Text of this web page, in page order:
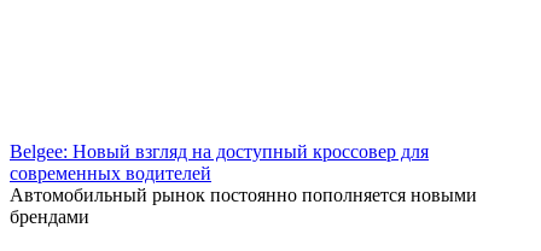
Belgee: Новый взгляд на доступный кроссовер для
современных водителей
Автомобильный рынок постоянно пополняется новыми
брендами